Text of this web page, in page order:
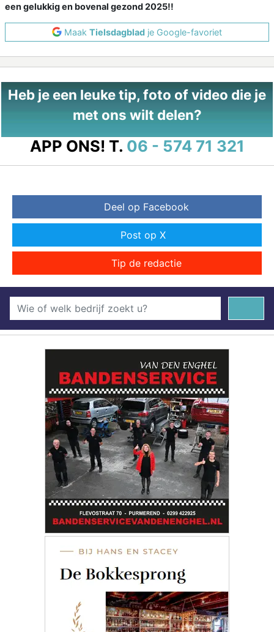
een gelukkig en bovenal gezond 2025!!
Maak Tielsdagblad je Google-favoriet
Heb je een leuke tip, foto of video die je
met ons wilt delen?
APP ONS! T. 06 - 574 71 321
Deel op Facebook
Post op X
Tip de redactie